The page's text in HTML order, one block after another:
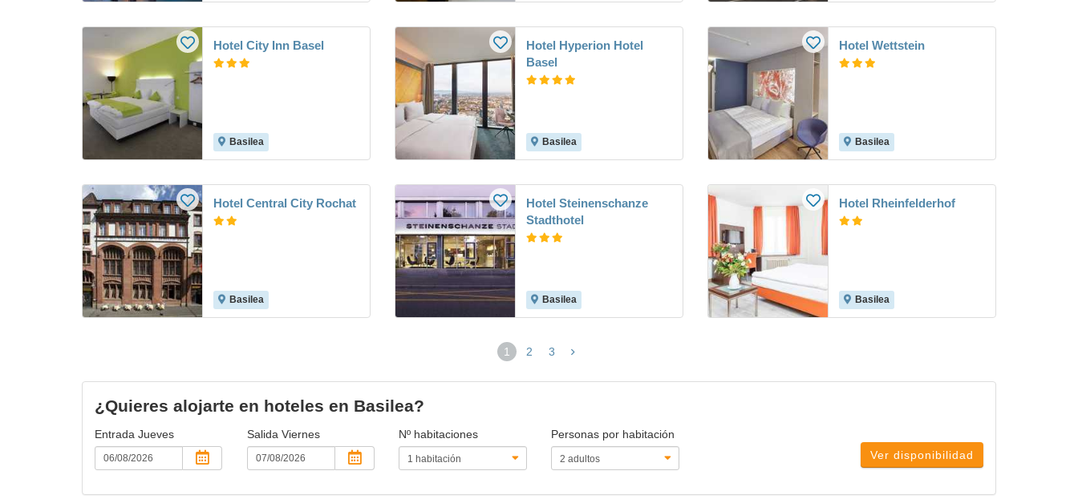
Hotel City Inn Basel
Basilea
Hotel Hyperion Hotel
Basel
Basilea
Hotel Wettstein
Basilea
Hotel Central City Rochat
Basilea
Hotel Steinenschanze
Stadthotel
Basilea
Hotel Rheinfelderhof
Basilea
1
(página
2 3
¿Quieres alojarte en hoteles en Basilea?
Entrada Jueves Salida Viernes Nº habitaciones
Personas por habitación
Ver disponibilidad